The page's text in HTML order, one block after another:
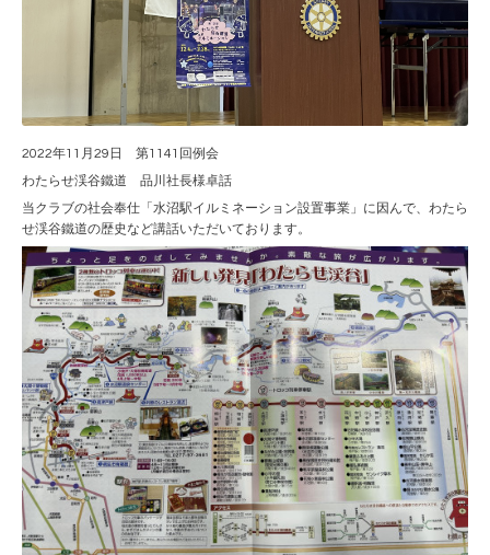
2022年11月29日 第1141回例会
わたらせ渓谷鐵道 品川社長様卓話
当クラブの社会奉仕「水沼駅イルミネーション設置事業」に因んで、わたら
せ渓谷鐵道の歴史など講話いただいております。